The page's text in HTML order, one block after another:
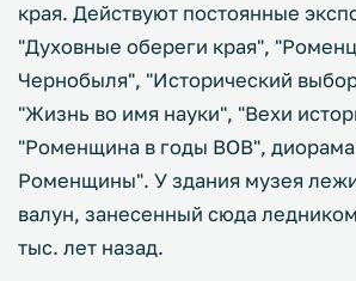
края. Действуют постоянные
"Духовные обереги края",
Чернобыля", "Исторический
"Жизнь во имя науки", "Вехи
"Роменщина в годы ВОВ",
Роменщины". У здания музея
валун, занесенный сюда
тыс. лет назад.